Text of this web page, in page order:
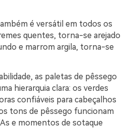
é versátil em todos os
quentes, torna-se arejado
e marrom argila, torna-se
as paletas de pêssego
hierarquia clara: os verdes
confiáveis para cabeçalhos
tons de pêssego funcionam
e momentos de sotaque